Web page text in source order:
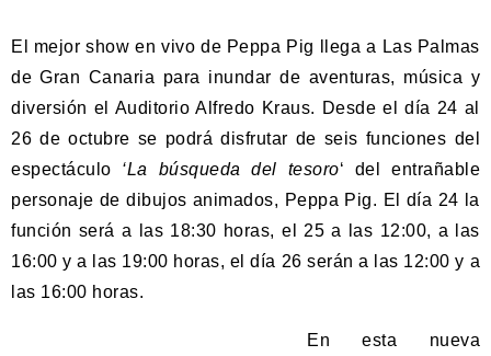
El mejor show en vivo de Peppa Pig llega a Las Palmas
de Gran Canaria para inundar de aventuras, música y
diversión el Auditorio Alfredo Kraus. Desde el día 24 al
26 de octubre se podrá disfrutar de seis funciones del
espectáculo ‘La búsqueda del tesoro‘ del entrañable
personaje de dibujos animados, Peppa Pig. El día 24 la
función será a las 18:30 horas, el 25 a las 12:00, a las
16:00 y a las 19:00 horas, el día 26 serán a las 12:00 y a
las 16:00 horas.
En esta nueva